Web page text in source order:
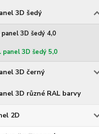
3D šedý
panel 3D šedý 4,0
panel 3D šedý 5,0
3D černý
3D různé RAL barvy
2D